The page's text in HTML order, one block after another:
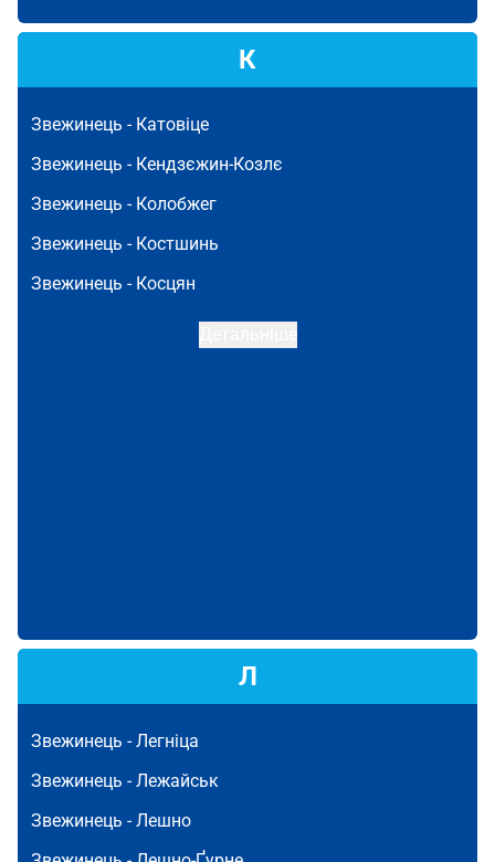
К
Звежинець - Катовіце
Звежинець - Кендзєжин-Козлє
Звежинець - Колобжег
Звежинець - Костшинь
Звежинець - Косцян
Л
Звежинець -Легніца
Звежинець -Лежайськ
Звежинець -Лешно